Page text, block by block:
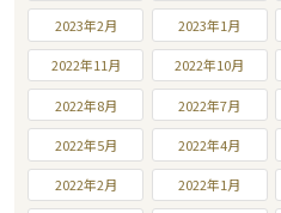
2023年2月 2023年1月
2022年11月 2022年10月
2022年8月 2022年7月
2022年5月 2022年4月
2022年2月 2022年1月